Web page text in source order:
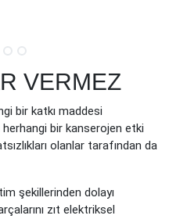
VERMEZ
bir katkı maddesi
herhangi bir kanserojen etki
olanlar tarafından da
şekillerinden dolayı
zıt elektriksel